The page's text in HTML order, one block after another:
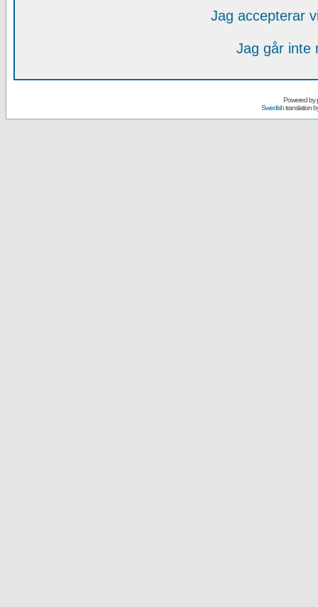
Jag accepterar
Jag går inte
Powered by
Swedishtranslation